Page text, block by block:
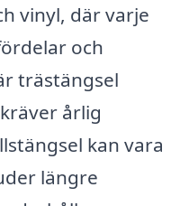
vinyl, där varje
och
trästängsel
årlig
kan vara
längre